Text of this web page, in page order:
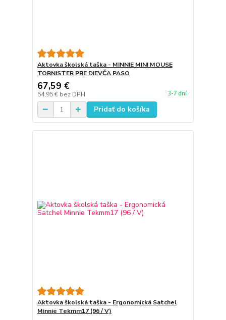
Aktovka školská taška - MINNIE MINI MOUSE
TORNISTER PRE DIEVČA PASO
67,59 €
54,95 € bez DPH 3-7 dní
Pridať do košíka
Aktovka školská taška - Ergonomická Satchel
Minnie Tekmm17 (96 / V)